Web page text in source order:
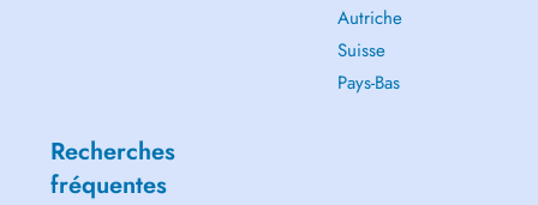
Autriche
Suisse
Pays-Bas
Recherches
fréquentes